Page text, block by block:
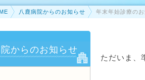
八鹿病院からのお知らせ 年末年始診療の
ただいま、
からのお知らせ